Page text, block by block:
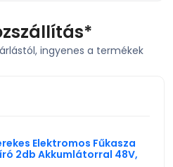
ingyenes a termékek
Elektromos Fűkasza
2db Akkumlátorral 48V,